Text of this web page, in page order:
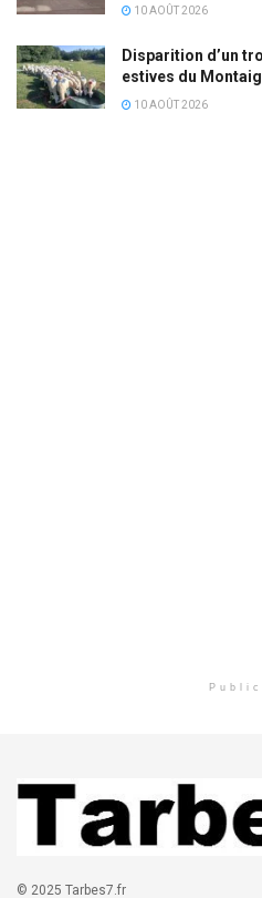
10 AOÛT 2026
Disparition d’un
estives du
10 AOÛT 2026
© 2025 Tarbes7.fr